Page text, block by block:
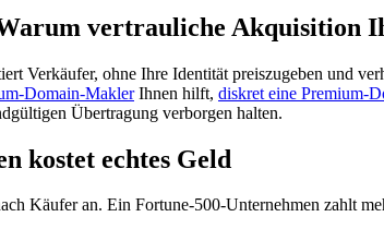
vertrauliche Akquisition
Verkäufer, ohne Ihre Identität preiszugeben und
Domain-MaklerIhnen hilft, diskret eine Premium-
Übertragung verborgen halten.
kostet echtes Geld
Käufer an. Ein Fortune-500-Unternehmen zahlt